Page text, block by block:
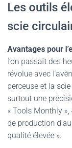
Les outils
scie
Avantages pour
l’on passait des
révolue avec
perceuse et la
surtout une
« Tools Monthly
de production
qualité élevée ».